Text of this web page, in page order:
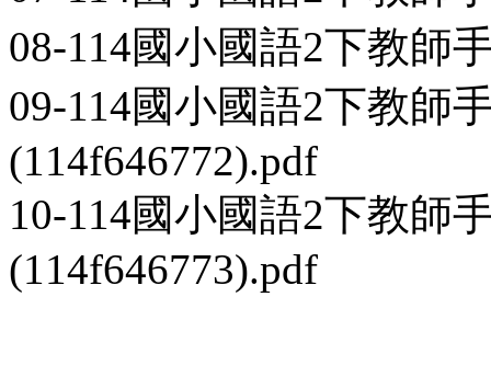
08-114國小國語2下教師
09-114國小國語2下教師
(114f646772).pdf
10-114國小國語2下教師
(114f646773).pdf